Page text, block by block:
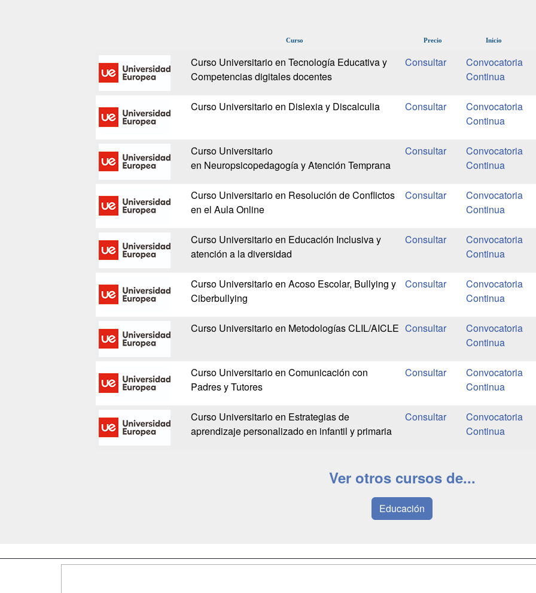
Curso Precio Inicio
Curso Universitario en Tecnología Educativa y
Competencias digitales docentes
Convocatoria
Continua
Curso Universitario en Dislexia y Discalculia
Convocatoria
Continua
Curso Universitario
en Neuropsicopedagogía y Atención Temprana
Convocatoria
Continua
Curso Universitario en Resolución de Conflictos
en el Aula Online
Convocatoria
Continua
Curso Universitario en Educación Inclusiva y
atención a la diversidad
Convocatoria
Continua
Curso Universitario en Acoso Escolar, Bullying y
Ciberbullying
Convocatoria
Continua
Curso Universitario en Metodologías CLIL/AICLE
Convocatoria
Continua
Curso Universitario en Comunicación con
Padres y Tutores
Convocatoria
Continua
Curso Universitario en Estrategias de
aprendizaje personalizado en infantil y primaria
Convocatoria
Continua
Ver otros cursos de...
Educación